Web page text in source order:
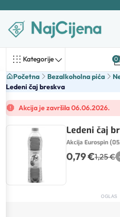
Kategorije 0
Početna Bezalkoholna pića
Ledeni čaj breskva
Akcija je završila 06.06.2026.
Ledeni čaj
Akcija Eurospin
0,79 €1,25 €
OGLAS